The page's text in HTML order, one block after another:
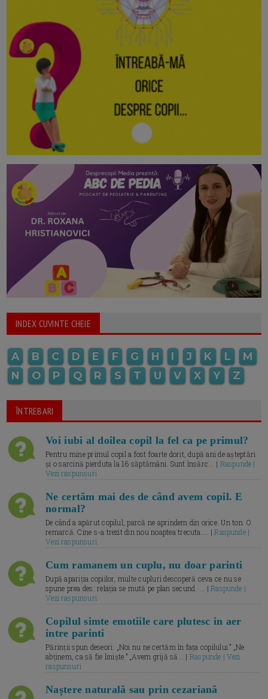
INDEX CUVINTE CHEIE
A B C D E F G H I J K L
M
N
O P Q R S T U V X Y Z
ÎNTREBARI
Voi iubi al doilea copil la fel ca pe primul?
Pentru mine primul copil a fost foarte dorit, după ani de așteptări
și o sarcină pierduta la 16 săptămâni. Sunt însărc... | Raspunde |
Vezi raspunsuri
Ne certăm mai des de când avem copil. E
normal?
De când a apărut copilul, parcă ne aprindem din orice. Un ton. O
remarcă. Cine s-a trezit din nou noaptea trecuta.... |Raspunde |
Vezi raspunsuri
Cum ramanem un cuplu, nu doar parinti
După apariția copiilor, multe cupluri descoperă ceva ce nu se
spune prea des: relația se mută pe plan secund. ... |Raspunde |
Vezi raspunsuri
Copilul simte emotiile care plutesc in aer
intre parinti
Părinții spun deseori: „Noi nu ne certăm în fața copilului.” „Ne
abținem, ca să fie liniște.” „Avem grijă să... | Raspunde | Vezi
raspunsuri
Naștere naturală sau prin cezariană